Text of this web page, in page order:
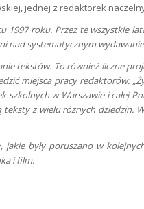
jednej z redaktorek
1997 roku. Przez te wszystkie
nad systematycznym
tekstów. To również liczne
miejsca pracy redaktorów:
szkolnych w Warszawie i całej
teksty z wielu różnych
były poruszano w
i film.